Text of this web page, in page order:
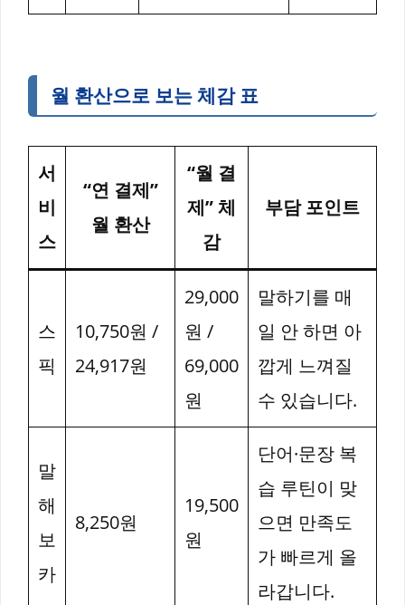
월 환산으로 보는 체감 표
서
비
스
“연 결제”
월 환산
“월 결
제” 체
감
부담 포인트
스
픽
10,750원 /
24,917원
29,000
원 /
69,000
원
말하기를 매
일 안 하면 아
깝게 느껴질
수 있습니다.
말
해
보
카
8,250원
19,500
원
단어·문장 복
습 루틴이 맞
으면 만족도
가 빠르게 올
라갑니다.